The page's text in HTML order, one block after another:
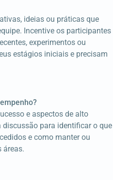
ideias ou práticas que
Incentive os participantes
experimentos ou
estágios iniciais e precisam
e aspectos de alto
discussão para identificar o que
e como manter ou
áreas.